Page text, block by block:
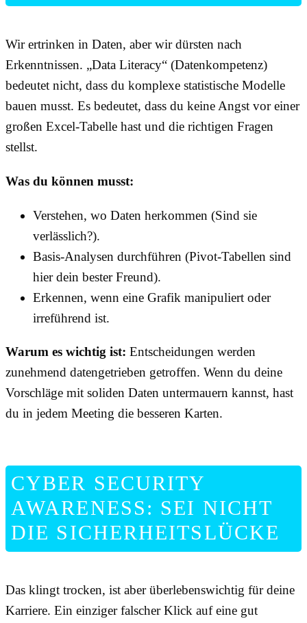
Wir ertrinken in Daten, aber wir dürsten nach
Erkenntnissen. „Data Literacy“ (Datenkompetenz)
bedeutet nicht, dass du komplexe statistische Modelle
bauen musst. Es bedeutet, dass du keine Angst vor einer
großen Excel-Tabelle hast und die richtigen Fragen
stellst.
Was du können musst:
Verstehen, wo Daten herkommen (Sind sie
verlässlich?).
Basis-Analysen durchführen (Pivot-Tabellen sind
hier dein bester Freund).
Erkennen, wenn eine Grafik manipuliert oder
irreführend ist.
Warum es wichtig ist: Entscheidungen werden
zunehmend datengetrieben getroffen. Wenn du deine
Vorschläge mit soliden Daten untermauern kannst, hast
du in jedem Meeting die besseren Karten.
CYBER SECURITY
AWARENESS: SEI NICHT
DIE SICHERHEITSLÜCKE
Das klingt trocken, ist aber überlebenswichtig für deine
Karriere. Ein einziger falscher Klick auf eine gut